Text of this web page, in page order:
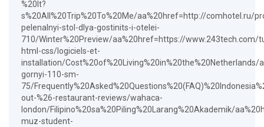
%20It?
s%20All%20Trip%20To%20Me/aa%20href=http://comhotel.ru/
pelenalnyi-stol-dlya-gostinits-i-otelei-
710/Winter%20Preview/aa%20href=https://www.243tech.com/
html-css/logiciels-et-
installation/
gornyi-110-sm-
75/
out-%26-restaurant-reviews/wahaca-
london/Filipino%20sa%20Piling%20Larang%20Akademik/
muz-student-